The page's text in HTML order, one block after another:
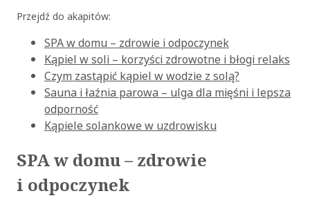
Przejdź do akapitów:
SPA w domu – zdrowie i odpoczynek
Kąpiel w soli – korzyści zdrowotne i błogi relaks
Czym zastąpić kąpiel w wodzie z solą?
Sauna i łaźnia parowa – ulga dla mięśni i lepsza
odporność
Kąpiele solankowe w uzdrowisku
SPA w domu – zdrowie
i odpoczynek